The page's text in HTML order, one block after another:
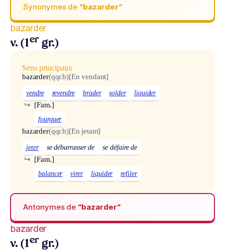
Synonymes de “bazarder“
bazarder
v. (1er gr.)
Sens principaux
bazarder(qqch)[En vendant]
vendre revendre brader solder liquider
[Fam.]
↪
fourguer
bazarder(qqch)[En jetant]
jeter se débarrasser de se défaire de
[Fam.]
↪
balancer virer liquider refiler
Antonymes de “bazarder“
bazarder
v. (1er gr.)